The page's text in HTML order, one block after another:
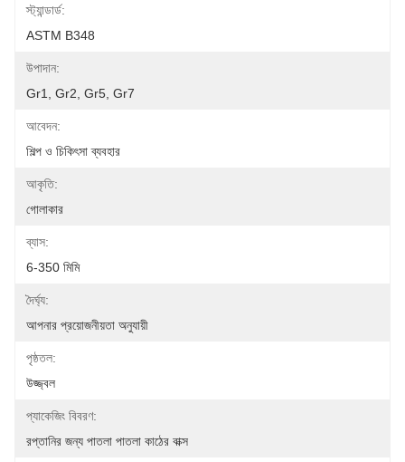
স্ট্যান্ডার্ড:
ASTM B348
উপাদান:
Gr1, Gr2, Gr5, Gr7
আবেদন:
শিল্প ও চিকিৎসা ব্যবহার
আকৃতি:
গোলাকার
ব্যাস:
6-350 মিমি
দৈর্ঘ্য:
আপনার প্রয়োজনীয়তা অনুযায়ী
পৃষ্ঠতল:
উজ্জ্বল
প্যাকেজিং বিবরণ:
রপ্তানির জন্য পাতলা পাতলা কাঠের বাক্স